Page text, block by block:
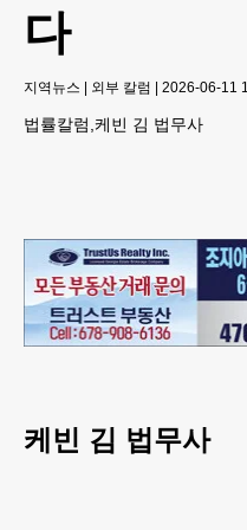
다
지역뉴스 | 외부 칼럼 | 2026-06-11
법률칼럼,케빈 김 법무사
케빈 김 법무사